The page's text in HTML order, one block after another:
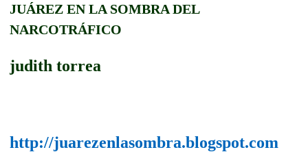
JUÁREZ EN LA SOMBRA DEL
NARCOTRÁFICO
judith torrea
http://juarezenlasombra.blogspot.com